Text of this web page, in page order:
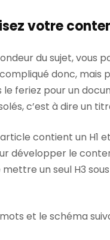
votre
du sujet, vous
donc, mais
feriez pour un
c’est à dire un
contient un H1
développer le
un seul H3
et le schéma